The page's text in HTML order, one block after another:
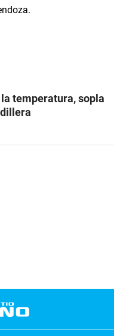
temperatura, sopla